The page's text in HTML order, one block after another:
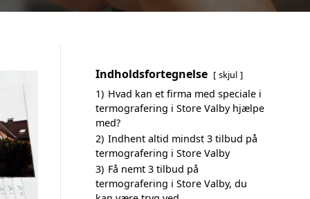
Indholdsfortegnelse skjul
1) Hvad kan et firma med speciale i
termografering i Store Valby hjælpe
med?
2) Indhent altid mindst 3 tilbud på
termografering i Store Valby
3) Få nemt 3 tilbud på
termografering i Store Valby, du